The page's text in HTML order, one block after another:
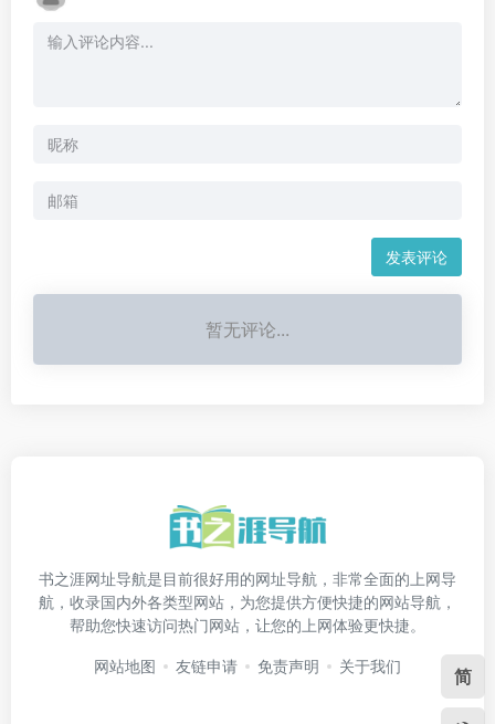
发表评论
暂无评论...
书之涯网址导航是目前很好用的网址导航，非常全面的上网导
航，收录国内外各类型网站，为您提供方便快捷的网站导航，
帮助您快速访问热门网站，让您的上网体验更快捷。
网站地图 友链申请 免责声明 关于我们 简